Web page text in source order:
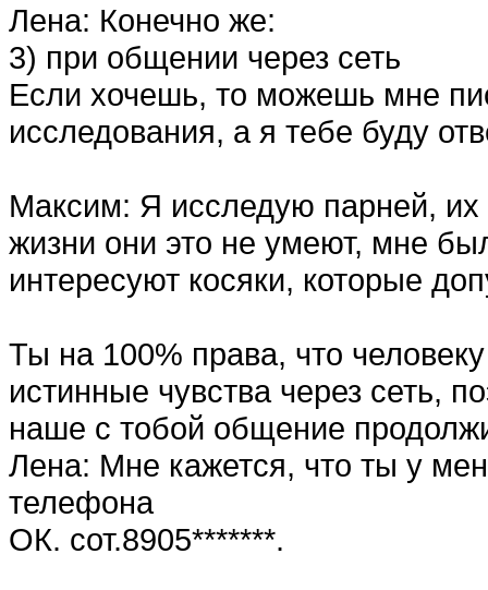
Лена: Конечно же:
3) при общении через сеть
Если хочешь, то можешь мне
исследования, а я тебе буду
Максим: Я исследую парней, их
жизни они это не умеют, мне
интересуют косяки, которые
Ты на 100% права, что
истинные чувства через сеть,
наше с тобой общение
Лена: Мне кажется, что ты у
телефона
ОК. сот.8905*******.